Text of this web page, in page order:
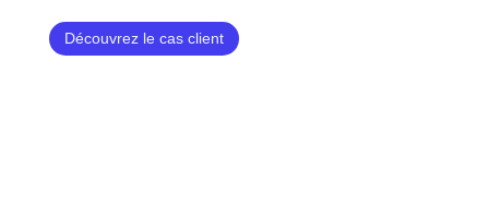
Découvrez le cas client